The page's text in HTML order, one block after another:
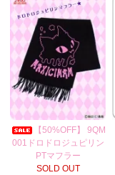
【50%OFF】 9QM
001ドロドロジュピリン
PTマフラー
SOLD OUT